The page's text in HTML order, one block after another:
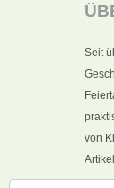
Seit
von